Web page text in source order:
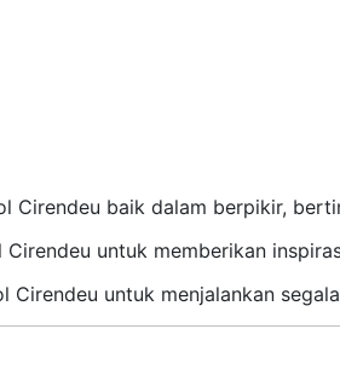
baik dalam berpikir,
untuk memberikan
untuk menjalankan